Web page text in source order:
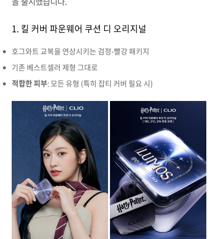
1. 킬 커버 파운웨어 쿠션 디 오리지널
호그와트 교복을 연상시키는 검정-빨강 패키지
기존 베스트셀러 제형 그대로
적합한 피부: 모든 유형 (특히 잡티 커버 필요 시)